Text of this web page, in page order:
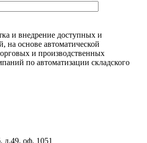
и внедрение доступных и
на основе автоматической
и производственных
по автоматизации складского
д.49, оф. 1051